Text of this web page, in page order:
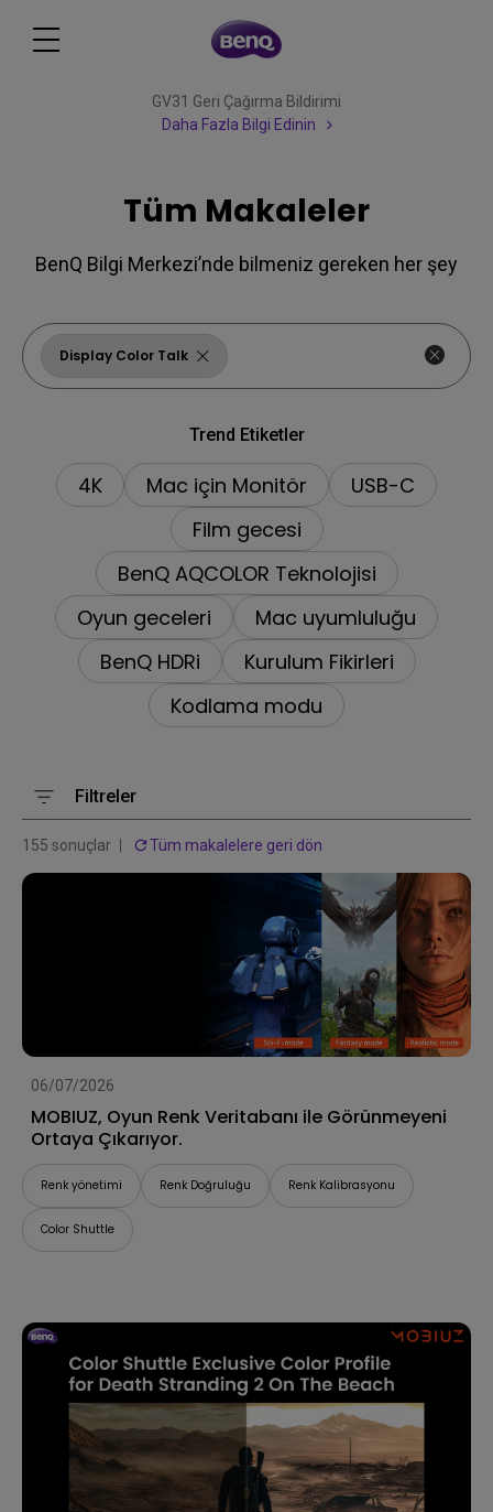
GV31 Geri Çağırma Bildirimi
Daha Fazla Bilgi Edinin
Tüm Makaleler
BenQ Bilgi Merkezi’nde bilmeniz gereken her şey
Display Color Talk
Trend Etiketler
4K Mac için Monitör
USB-C
Film gecesi
BenQ AQCOLOR Teknolojisi
Oyun geceleri
Mac uyumluluğu
BenQ HDRi
Kurulum Fikirleri
Kodlama modu
Filtreler
155 sonuçlar Tüm makalelere geri dön
06/07/2026
MOBIUZ, Oyun Renk Veritabanı ile Görünmeyeni
Ortaya Çıkarıyor.
Renk yönetimi Renk Doğruluğu Renk Kalibrasyonu
Color Shuttle